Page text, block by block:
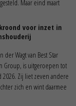
Maar eind maart
voor inzet in
der Wagt van Best Star
Group, is uitgeroepen tot
2026. Zij liet zeven andere
zich en wint daarmee